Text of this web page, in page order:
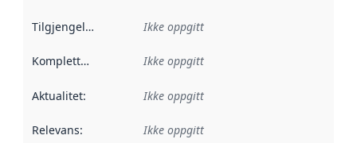
Tilgjengelighet Ikke oppgitt
Kompletthet Ikke oppgitt
Aktualitet: Ikke oppgitt
Relevans: Ikke oppgitt